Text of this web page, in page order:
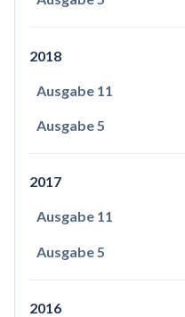
2018
Ausgabe 11
Ausgabe 5
2017
Ausgabe 11
Ausgabe 5
2016